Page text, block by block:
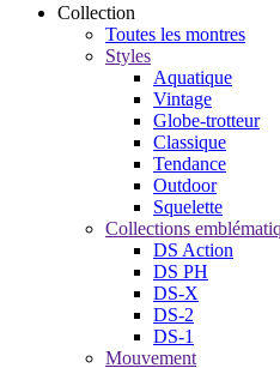
Collection
Toutes les montres
Styles
Aquatique
Vintage
Globe-trotteur
Classique
Tendance
Outdoor
Squelette
Collections
DS Action
DS PH
DS-X
DS-2
DS-1
Mouvement